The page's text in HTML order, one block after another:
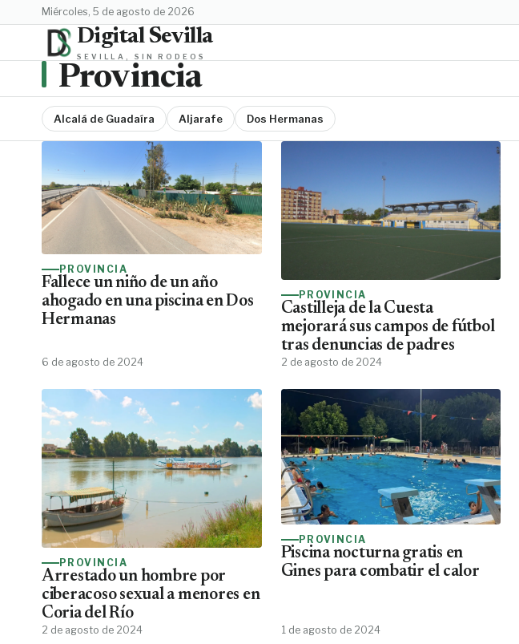
miércoles, 5 de agosto de 2026
Digital Sevilla
SEVILLA, SIN RODEOS
Provincia
Alcalá de Guadaíra Aljarafe Dos Hermanas
PROVINCIA
Fallece un niño de un año
ahogado en una piscina en Dos
Hermanas
6 de agosto de 2024
PROVINCIA
Castilleja de la Cuesta
mejorará sus campos de fútbol
tras denuncias de padres
2 de agosto de 2024
PROVINCIA
Arrestado un hombre por
ciberacoso sexual a menores en
Coria del Río
2 de agosto de 2024
PROVINCIA
Piscina nocturna gratis en
Gines para combatir el calor
1 de agosto de 2024